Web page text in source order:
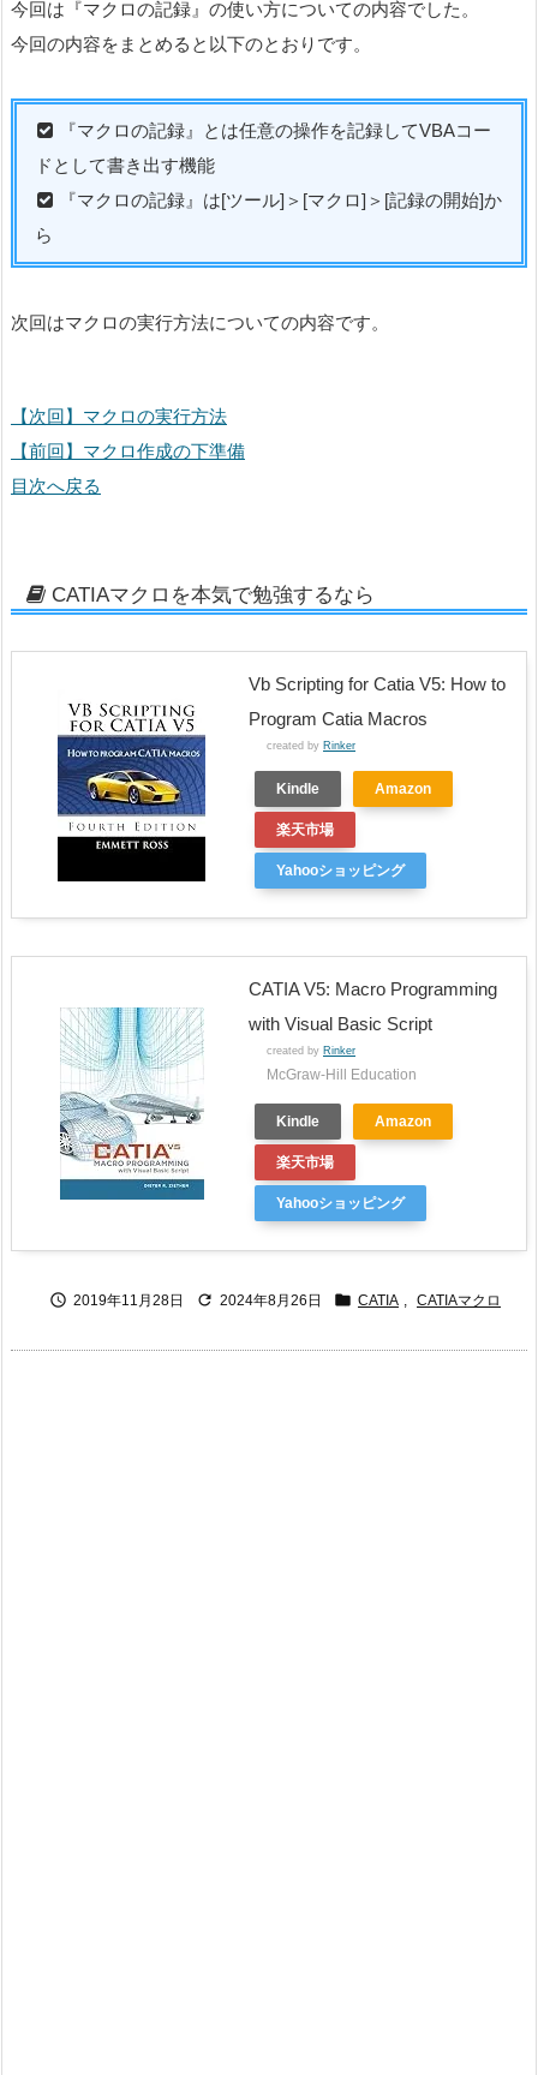
今回は『マクロの記録』の使い方についての内容でした。
今回の内容をまとめると以下のとおりです。
『マクロの記録』とは任意の操作を記録してVBAコー
ドとして書き出す機能
『マクロの記録』は[ツール]＞[マクロ]＞[記録の開始]か
ら
次回はマクロの実行方法についての内容です。
【次回】マクロの実行方法
【前回】マクロ作成の下準備
目次へ戻る
CATIAマクロを本気で勉強するなら
Vb Scripting for Catia V5: How to
Program Catia Macros
created by Rinker
Kindle Amazon
楽天市場
Yahooショッピング
CATIA V5: Macro Programming
with Visual Basic Script
created by Rinker
McGraw-Hill Education
Kindle Amazon
楽天市場
Yahooショッピング
 2019年11月28日  2024年8月26日  CATIA CATIAマクロ